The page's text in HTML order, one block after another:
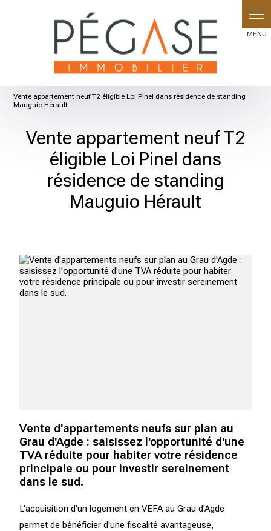
Vente appartement neuf T2 éligible Loi Pinel dans résidence de standing
Mauguio Hérault
Vente appartement neuf T2
éligible Loi Pinel dans
résidence de standing
Mauguio Hérault
Vente d'appartements neufs sur plan au
Grau d'Agde : saisissez l'opportunité d'une
TVA réduite pour habiter votre résidence
principale ou pour investir sereinement
dans le sud.
L'acquisition d'un logement en VEFA au Grau d'Agde
permet de bénéficier d'une fiscalité avantageuse,